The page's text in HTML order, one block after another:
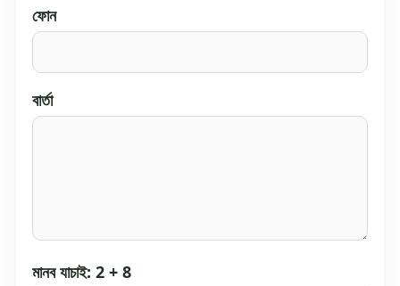
ফোন
বার্তা
মানব যাচাই: 2 + 8